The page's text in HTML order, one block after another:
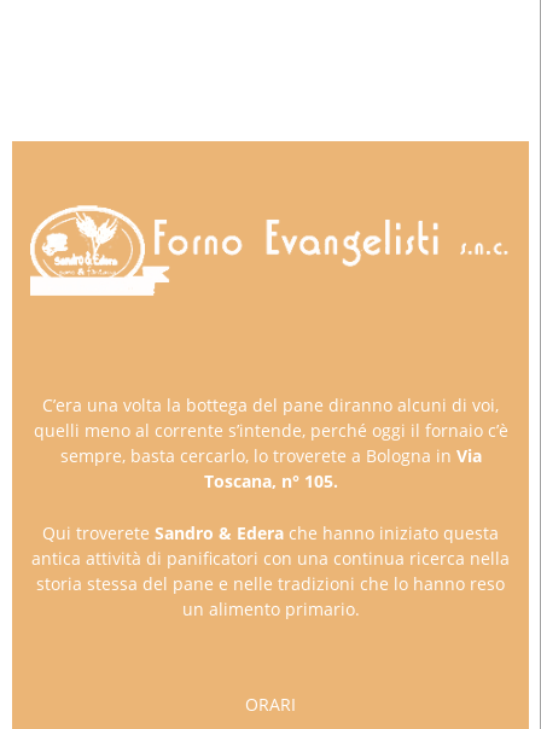
C’era una volta la bottega del pane diranno alcuni di voi,
quelli meno al corrente s’intende, perché oggi il fornaio c’è
sempre, basta cercarlo, lo troverete a Bologna in Via
Toscana, n° 105.
Qui troverete Sandro & Edera che hanno iniziato questa
antica attività di panificatori con una continua ricerca nella
storia stessa del pane e nelle tradizioni che lo hanno reso
un alimento primario.
ORARI